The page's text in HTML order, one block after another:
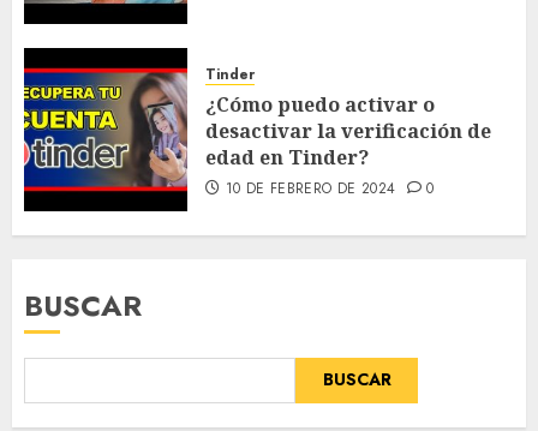
Tinder
¿Cómo puedo activar o
desactivar la verificación de
edad en Tinder?
10 DE FEBRERO DE 2024 0
BUSCAR
BUSCAR